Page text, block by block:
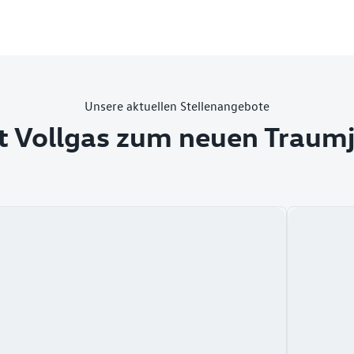
Unsere aktuellen Stellenangebote
Vollgas zum neuen